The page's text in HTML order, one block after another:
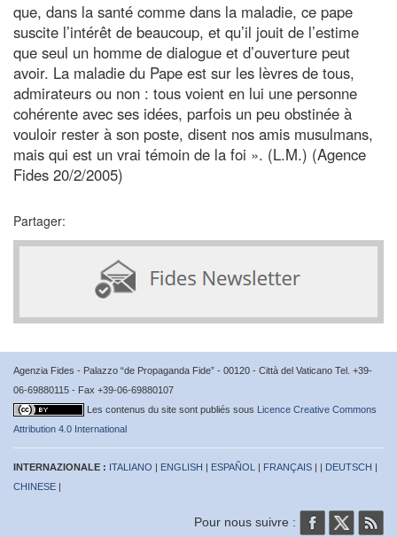
que, dans la santé comme dans la maladie, ce pape
suscite l’intérêt de beaucoup, et qu’il jouit de l’estime
que seul un homme de dialogue et d’ouverture peut
avoir. La maladie du Pape est sur les lèvres de tous,
admirateurs ou non : tous voient en lui une personne
cohérente avec ses idées, parfois un peu obstinée à
vouloir rester à son poste, disent nos amis musulmans,
mais qui est un vrai témoin de la foi ». (L.M.) (Agence
Fides 20/2/2005)
Partager:
Agenzia Fides - Palazzo “de Propaganda Fide” - 00120 - Città del Vaticano Tel. +39-
06-69880115 - Fax +39-06-69880107
Les contenus du site sont publiés sous Licence Creative Commons
Attribution 4.0 International
INTERNAZIONALE : ITALIANO | ENGLISH | ESPAÑOL | FRANÇAIS | | DEUTSCH |
CHINESE |
Pour nous suivre :